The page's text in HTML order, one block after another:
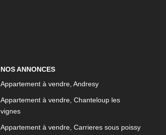
NOS ANNONCES
Appartement à vendre, Andresy
Appartement à vendre, Chanteloup les
vignes
Appartement à vendre, Carrieres sous poissy